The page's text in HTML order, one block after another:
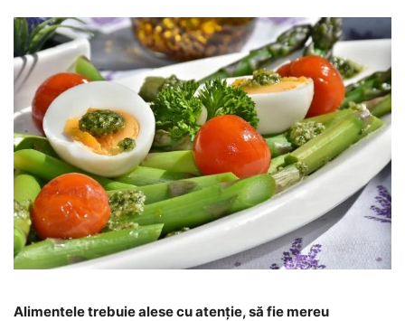
Alimentele trebuie alese cu atenție, să fie mereu